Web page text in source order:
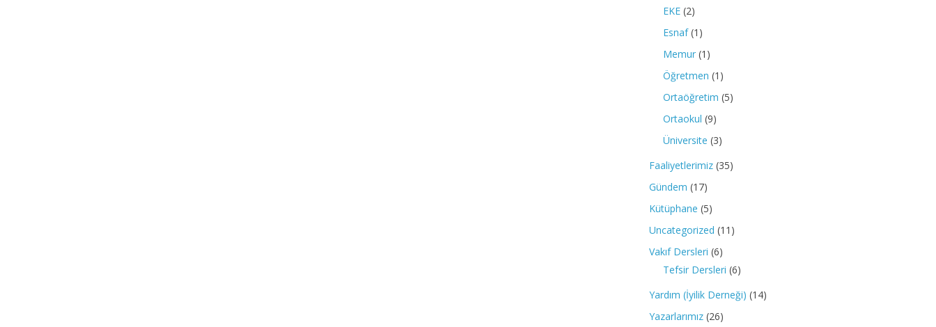
EKE (2)
Esnaf(1)
Memur (1)
Öğretmen (1)
Ortaöğretim (5)
Ortaokul (9)
Üniversite (3)
Faaliyetlerimiz (35)
Gündem (17)
Kütüphane (5)
Uncategorized (11)
Vakıf Dersleri (6)
Tefsir Dersleri (6)
Yardım (İyilik Derneği) (14)
Yazarlarımız (26)